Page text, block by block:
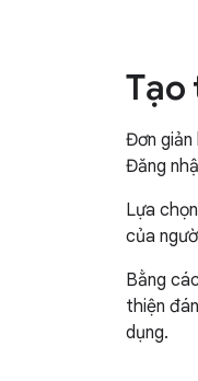
Tạo
Đơn giản
Đăng
Lựa
của
Bằng
thiện
dụng.